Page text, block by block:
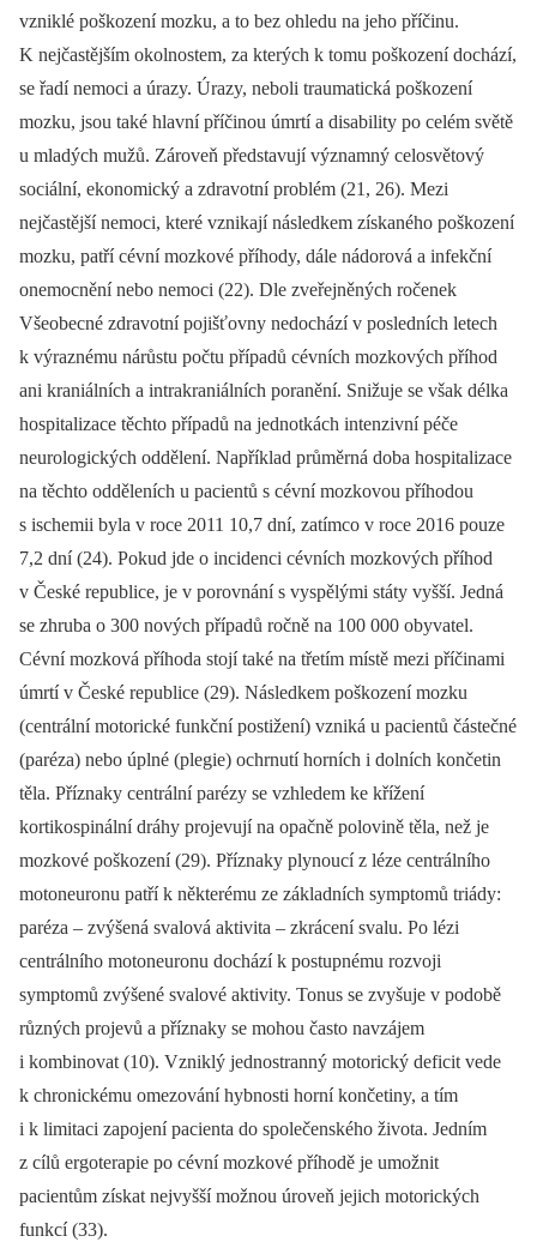
vzniklé poškození mozku, a to bez ohledu na jeho příčinu.
K nejčastějším okolnostem, za kterých k tomu poškození dochází,
se řadí nemoci a úrazy. Úrazy, neboli traumatická poškození
mozku, jsou také hlavní příčinou úmrtí a disability po celém světě
u mladých mužů. Zároveň představují významný celosvětový
sociální, ekonomický a zdravotní problém (21, 26). Mezi
nejčastější nemoci, které vznikají následkem získaného poškození
mozku, patří cévní mozkové příhody, dále nádorová a infekční
onemocnění nebo nemoci (22). Dle zveřejněných ročenek
Všeobecné zdravotní pojišťovny nedochází v posledních letech
k výraznému nárůstu počtu případů cévních mozkových příhod
ani kraniálních a intrakraniálních poranění. Snižuje se však délka
hospitalizace těchto případů na jednotkách intenzivní péče
neurologických oddělení. Například průměrná doba hospitalizace
na těchto odděleních u pacientů s cévní mozkovou příhodou
s ischemii byla v roce 2011 10,7 dní, zatímco v roce 2016 pouze
7,2 dní (24). Pokud jde o incidenci cévních mozkových příhod
v České republice, je v porovnání s vyspělými státy vyšší. Jedná
se zhruba o 300 nových případů ročně na 100 000 obyvatel.
Cévní mozková příhoda stojí také na třetím místě mezi příčinami
úmrtí v České republice (29). Následkem poškození mozku
(centrální motorické funkční postižení) vzniká u pacientů částečné
(paréza) nebo úplné (plegie) ochrnutí horních i dolních končetin
těla. Příznaky centrální parézy se vzhledem ke křížení
kortikospinální dráhy projevují na opačně polovině těla, než je
mozkové poškození (29). Příznaky plynoucí z léze centrálního
motoneuronu patří k některému ze základních symptomů triády:
paréza –⁠ zvýšená svalová aktivita –⁠ zkrácení svalu. Po lézi
centrálního motoneuronu dochází k postupnému rozvoji
symptomů zvýšené svalové aktivity. Tonus se zvyšuje v podobě
různých projevů a příznaky se mohou často navzájem
i kombinovat (10). Vzniklý jednostranný motorický deficit vede
k chronickému omezování hybnosti horní končetiny, a tím
i k limitaci zapojení pacienta do společenského života. Jedním
z cílů ergoterapie po cévní mozkové příhodě je umožnit
pacientům získat nejvyšší možnou úroveň jejich motorických
funkcí (33).